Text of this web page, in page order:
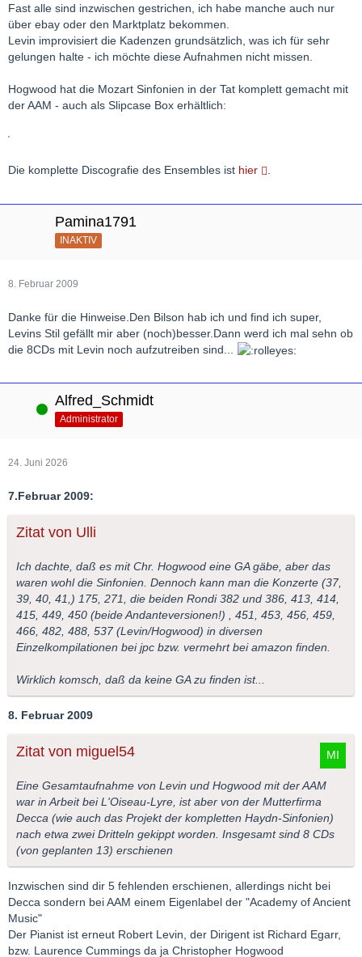
Fast alle sind inzwischen gestrichen, ich habe manche auch nur
über ebay oder den Marktplatz bekommen.
Levin improvisiert die Kadenzen grundsätzlich, was ich für sehr
gelungen halte - ich möchte diese Aufnahmen nicht missen.
Hogwood hat die Mozart Sinfonien in der Tat komplett gemacht mit
der AAM - auch als Slipcase Box erhältlich:
Die komplette Discografie des Ensembles ist hier
Pamina1791
INAKTIV
8. Februar 2009
Danke für die Hinweise.Den Bilson hab ich und find ich super,
Levins Stil gefällt mir aber (noch)besser.Dann werd ich mal sehn ob
die 8CDs mit Levin noch aufzutreiben sind...
Online Alfred_Schmidt
Administrator
24. Juni 2026
7.Februar 2009:
Zitat von Ulli
Ich dachte, daß es mit Chr. Hogwood eine GA gäbe, aber das
waren wohl die Sinfonien. Dennoch kann man die Konzerte (37,
39, 40, 41,) 175, 271, die beiden Rondi 382 und 386, 413, 414,
415, 449, 450 (beide Andanteversionen!) , 451, 453, 456, 459,
466, 482, 488, 537 (Levin/Hogwood) in diversen
Einzelkompilationen bei jpc bzw. vermehrt bei amazon finden.
Wirklich komsch, daß da keine GA zu finden ist...
8. Februar 2009
Zitat von miguel54
Eine Gesamtaufnahme von Levin und Hogwood mit der AAM
war in Arbeit bei L'Oiseau-Lyre, ist aber von der Mutterfirma
Decca (wie auch das Projekt der kompletten Haydn-Sinfonien)
nach etwa zwei Dritteln gekippt worden. Insgesamt sind 8 CDs
(von geplanten 13) erschienen
Inzwischen sind dir 5 fehlenden erschienen, allerdings nicht bei
Decca sondern bei AAM einem Eigenlabel der "Academy of Ancient
Music"
Der Pianist ist erneut Robert Levin, der Dirigent ist Richard Egarr,
bzw. Laurence Cummings da ja Christopher Hogwood